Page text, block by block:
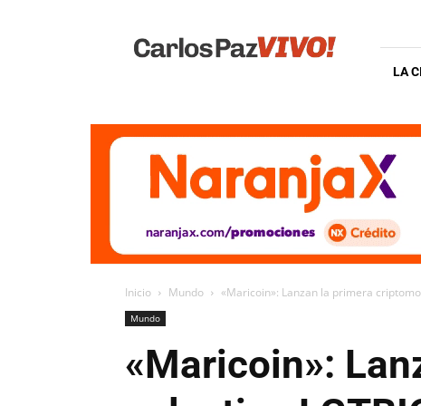
Vivo
LA
Inicio Mundo «Maricoin»: Lanzan la primera
Mundo
«Maricoin»: